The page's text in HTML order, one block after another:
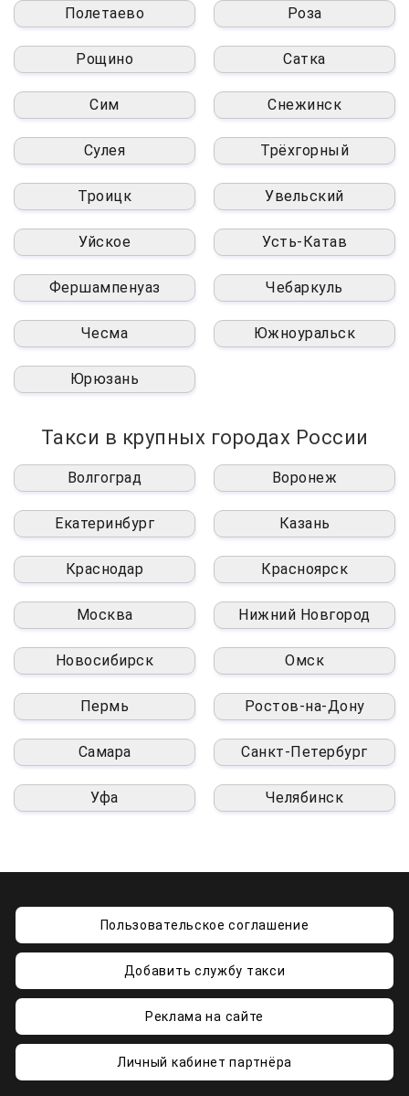
Полетаево Роза
Рощино Сатка
Сим Снежинск
Сулея Трёхгорный
Троицк Увельский
Уйское Усть-Катав
Фершампенуаз Чебаркуль
Чесма Южноуральск
Юрюзань
Такси в крупных городах России
Волгоград Воронеж
Екатеринбург Казань
Краснодар Красноярск
Москва Нижний Новгород
Новосибирск Омск
Пермь Ростов-на-Дону
Самара Санкт-Петербург
Уфа Челябинск
Пользовательское соглашение
Добавить службу такси
Реклама на сайте
Личный кабинет партнёра